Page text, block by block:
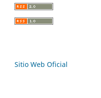
Sitio Web Oficial